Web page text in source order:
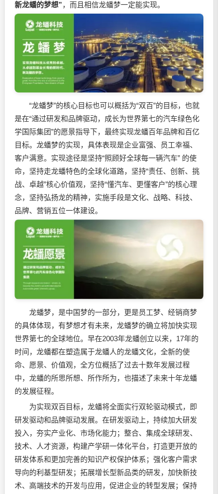
新龙蟠的梦想”，而且相信龙蟠梦一定能实现。
“龙蟠梦”的核心目标也可以概括为“双百”的目标，也就
是在“通过研发和品牌驱动，成长为世界第七的汽车绿色化
学国际集团”的愿景指导下，最终实现龙蟠百年品牌和百亿
目标。龙蟠梦的实现，具体表现是企业富强、员工幸福、
客户满意。实现途径是坚持“照顾好全球每一辆汽车” 的使
命，坚持走龙蟠特色的全球化道路，坚持“责任、创新、挑
战、卓越”核心价值观，坚持“懂汽车、更懂客户”的核心理
念，坚持弘扬龙的精神，实施手段是文化、战略、科技、
品牌、营销五位一体建设。
龙蟠梦，是中国梦的一部分，更是员工梦、经销商梦
的具体体现，有梦想才有未来，龙蟠梦的确立将加快实现
世界第七的全球地位。早在2003年龙蟠创立以来，17年的
时间，龙蟠都在塑造属于龙蟠人的龙蟠文化，全新的使
命、愿景、价值观，全方位概括了过去十数年发展过程
中，龙蟠的所思所想、所作所为，也描述了未来十年龙蟠
的发展征程。
为实现双百目标，龙蟠将全面实行双轮驱动模式，即
研发驱动和品牌驱动发展。在研发驱动上，持续加大研发
投入，夯实产业化、市场化能力；整合、集成全球研发、
技术、人才资源，构建产学研一体化平台，打造更开放的
研发体系和更加完善的知识产权保护体系；强化客户需求
导向的利基型研发；拓展增长型新品类的研发，加快新技
术、高端技术的开发与应用，促进企业的转型发展；保持